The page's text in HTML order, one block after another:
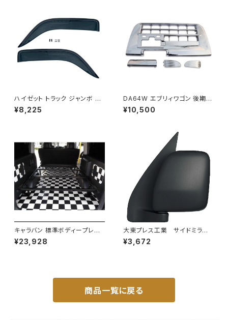
ハイゼット トラック ジャンボ S5
00P S510P S500 S510 系 ワ
イド ドアバイザー止め具付ピク
¥8,225
DA64W エブリィワゴン 後期型
平成22年5月～ フロント バンパ
ー メッキ グリル セット PZター
¥10,500
キャラバン 標準ボディープレミ
アムＧＸ/ＧＸライダ～用ベッドキ
ットフレーム GZ100-1
¥23,928
大東プレス工業 サイドミラー/
バックミラーダイハツ ハイゼッ
トカーゴ 左 06年～ DI-64
¥3,672
商品一覧に戻る